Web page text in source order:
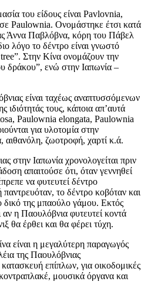
του είδους είναι Pavlovnia,
Paulownia. Ονομάστηκε έτσι κατά
Άννα Παβλόβνα, κόρη του Πάβελ
λόγο το δέντρο είναι γνωστό
Στην Κίνα ονομάζουν την
δράκου”, ενώ στην Ιαπωνία –
είναι ταχέως αναπτυσσόμενων
ιδιότητάς τους, κάποια απ’αυτά
Paulownia elongata, Paulownia
για υλοτομία στην
αιθανόλη, ζωοτροφή, χαρτί κ.ά.
στην Ιαπωνία χρονολογείται πριν
απαιτούσε ότι, όταν γεννηθεί
να φυτευτεί δέντρο
το δέντρο κοβόταν και
δικό της μπαούλο γάμου. Εκτός
αν η Παουλόβνια φυτευτεί κοντά
θα έρθει και θα φέρει τύχη.
είναι η μεγαλύτερη παραγωγός
της Παουλόβνιας
κατασκευή επίπλων, για οικοδομικές
μουσικά όργανα και